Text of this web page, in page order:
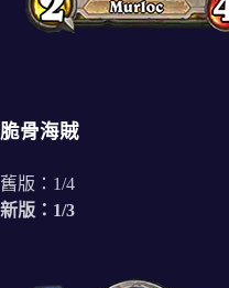
脆骨海賊
舊版：1/4
新版：1/3